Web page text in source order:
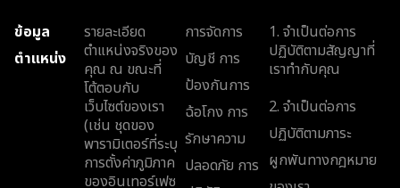
ข้อมูล
ตำแหน่ง
รายละเอียด
ตำแหน่งจริงของ
คุณ ณ ขณะที่
โต้ตอบกับ
เว็บไซต์ของเรา
(เช่น ชุดของ
พารามิเตอร์ที่ระบุ
การตั้งค่าภูมิภาค
ของอินเทอร์เฟซ
การจัดการ
บัญชี การ
ป้องกันการ
ฉ้อโกง การ
รักษาความ
ปลอดภัย การ
1. จำเป็นต่อการ
ปฏิบัติตามสัญญาที่
เราทำกับคุณ
2. จำเป็นต่อการ
ปฏิบัติตามภาระ
ผูกพันทางกฎหมาย